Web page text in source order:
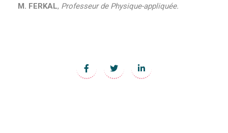
M. FERKAL, Professeur de Physique-appliquée.